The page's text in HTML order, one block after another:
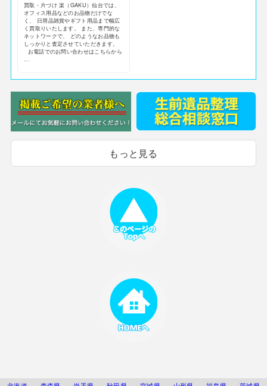
買取・片づけ 楽（GAKU）仙台では、
オフィス用品などのお品物だけでな
く、 日用品雑貨やギフト用品まで幅広
く買取りいたします。 また、専門的な
ネットワークで、 どのようなお品物も
しっかりと査定させていただきます。
お電話でのお問い合わせはこちらから
...
もっと見る